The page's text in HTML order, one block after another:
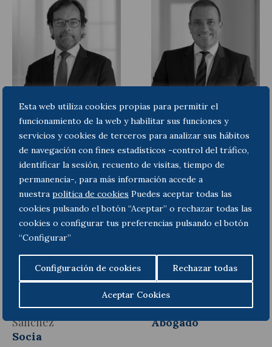
Esta web utiliza cookies propias para permitir el
funcionamiento de la web y habilitar sus funciones y
servicios y cookies de terceros para analizar sus hábitos
de navegación con fines estadísticos -control del tráfico,
identificar la sesión, recuento de visitas, tiempo de
permanencia-, para más información accede a
nuestra politica de cookies Puedes aceptar todas las
cookies pulsando el botón “Aceptar” o rechazar todas las
cookies o configurar tus preferencias pulsando el botón
“Configurar”
Configuración de cookies Rechazar todas
Aceptar Cookies
Albert Faus Rosanas
Socio
Óscar Arredondo
García
Socio
Manuela Serrano
Sánchez
Socia
Pau Casas Franquet
Abogado